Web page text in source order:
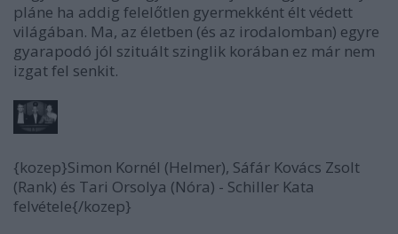
pláne ha addig felelőtlen gyermekként élt védett
világában. Ma, az életben (és az irodalomban) egyre
gyarapodó jól szituált szinglik korában ez már nem
izgat fel senkit.
{kozep}Simon Kornél (Helmer), Sáfár Kovács Zsolt
(Rank) és Tari Orsolya (Nóra) - Schiller Kata
felvétele{/kozep}